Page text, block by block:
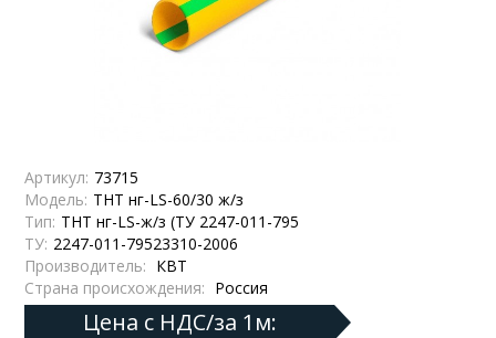
Артикул: 73715
Модель: ТНТ нг-LS-60/30 ж/з
Тип: ТНТ нг-LS-ж/з (ТУ 2247-011-795
ТУ: 2247-011-79523310-2006
Производитель: КВТ
Страна происхождения: Россия
Цена с НДС/за 1м: